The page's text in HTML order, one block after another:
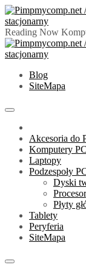
Skip
to
content
Reading Now
Złóż/Wybierz swój
Blog
SiteMapa
Primary
Akcesoria do
Komputery PC
Laptopy
Podzespoły
Dyski
Płyty
Tablety
Peryferia
SiteMapa